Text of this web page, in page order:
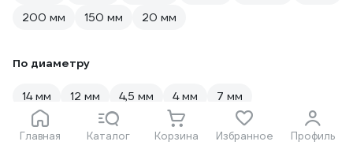
Главная Каталог Корзина Избранное Профиль
200 мм
150 мм 20 мм
По диаметру
14 мм 12 мм 4,5 мм 4 мм 7 мм
По размеру